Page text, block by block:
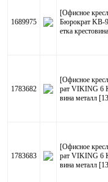
1689975
[Офисное
Бюрократ KB-
етка
1783682
[Офисное
рат VIKING 6
вина металл
1783683
[Офисное
рат VIKING 6
вина металл